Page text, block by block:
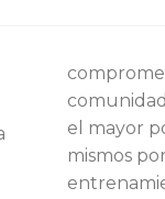
el mayor
mismos